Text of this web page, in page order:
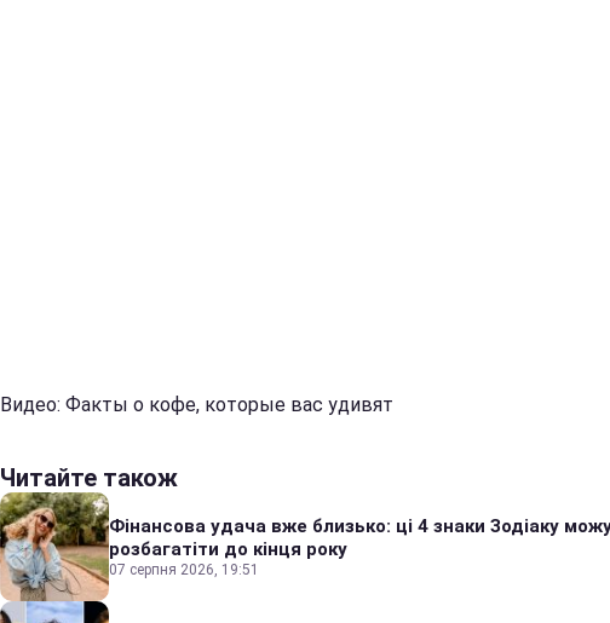
Видео: Факты о кофе, которые вас удивят
Читайте також
Фінансова удача вже близько: ці 4 знаки Зодіаку
розбагатіти до кінця року
07 серпня 2026, 19:51